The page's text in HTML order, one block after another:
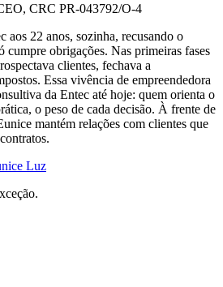
CRC PR-043792/O-4
aos 22 anos, sozinha, recusando o
cumpre obrigações. Nas primeiras fases
clientes, fechava a
Essa vivência de empreendedora
da Entec até hoje: quem orienta o
o peso de cada decisão. À frente de
mantém relações com clientes que
Luz